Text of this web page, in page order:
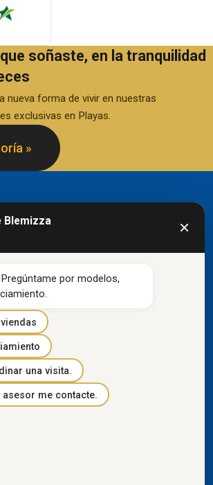
soñaste, en la tranquilidad
nueva forma de vivir en nuestras
exclusivas en Playas.
»
líder en el desarrollo de
que destacan por su diseño
acabados de primera línea.
Playas, Guayas, Ecuador
Blemizza ×
Pregúntame por modelos,
una visita.
asesor me contacte.